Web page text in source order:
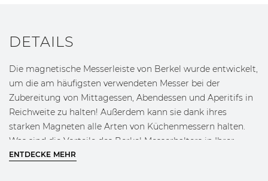
DETAILS
Die magnetische Messerleiste von Berkel wurde entwickelt,
um die am häufigsten verwendeten Messer bei der
Zubereitung von Mittagessen, Abendessen und Aperitifs in
Reichweite zu halten! Außerdem kann sie dank ihres
starken Magneten alle Arten von Küchenmessern halten.
Was sind die Vorteile des Berkel Messerhalters in Ihrer
Küche?
ENTDECKE MEHR